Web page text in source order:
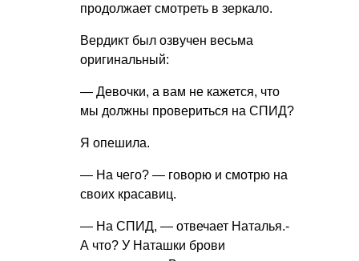
продолжает смотреть в зеркало.
Вердикт был озвучен весьма
оригинальный:
— Девочки, а вам не кажется, что
мы должны провериться на СПИД?
Я опешила.
— На чего? — говорю и смотрю на
своих красавиц.
— На СПИД, — отвечает Наталья.-
А что? У Наташки брови